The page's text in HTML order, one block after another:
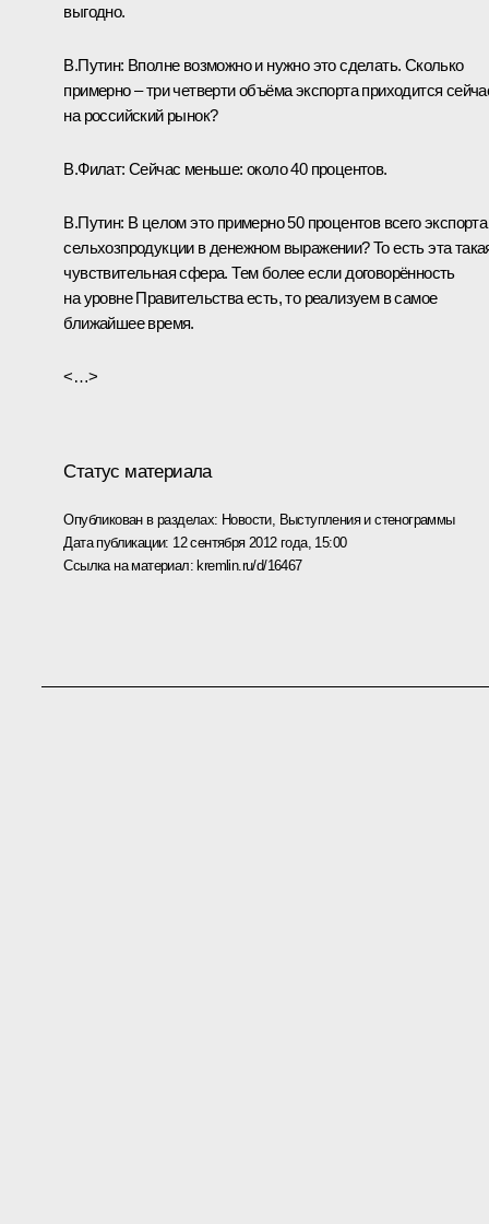
выгодно.
В.Путин: Вполне возможно и нужно это сделать. Сколько
примерно – три четверти объёма экспорта приходится
на российский рынок?
В.Филат: Сейчас меньше: около 40 процентов.
В.Путин: В целом это примерно 50 процентов всего экспорта
сельхозпродукции в денежном выражении? То есть эта
чувствительная сфера. Тем более если договорённость
на уровне Правительства есть, то реализуем в самое
ближайшее время.
<…>
Статус материала
Опубликован в разделах: Новости, Выступления и стенограммы
Дата публикации: 12 сентября 2012 года, 15:00
Ссылка на материал: kremlin.ru/d/16467